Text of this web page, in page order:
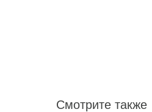
Смотрите также